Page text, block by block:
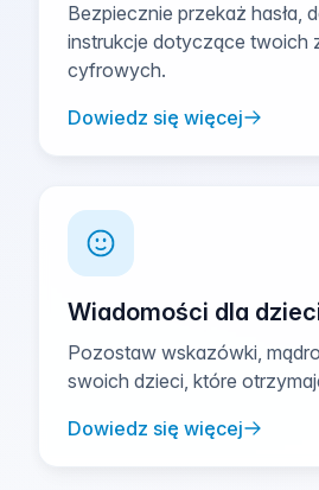
Bezpiecznie przekaż hasła,
instrukcje dotyczące twoich
cyfrowych.
Dowiedz się więcej
Wiadomości dla
Pozostaw wskazówki,
swoich dzieci, które
Dowiedz się więcej